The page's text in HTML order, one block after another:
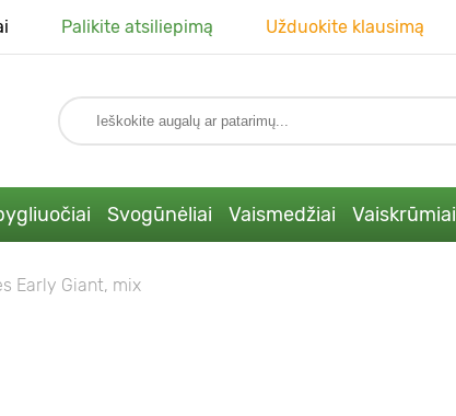
Palikite atsiliepimą Užduokite klausimą
Svogūnėliai Vaismedžiai Vaiskrūmiai
Early Giant, mix